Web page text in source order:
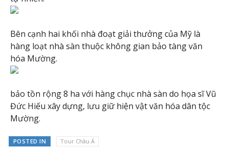
Bên cạnh hai khối nhà đoạt giải thưởng của Mỹ là
hàng loạt nhà sàn thuộc không gian bảo tàng văn
hóa Mường.
bảo tồn rộng 8 ha với hàng chục nhà sàn do họa sĩ Vũ
Đức Hiếu xây dựng, lưu giữ hiện vật văn hóa dân tộc
Mường.
POSTED IN Tour Châu Á